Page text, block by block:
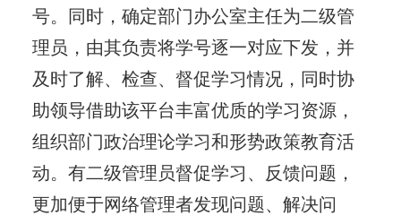
号。同时，确定部门办公室主任为二级管
理员，由其负责将学号逐一对应下发，并
及时了解、检查、督促学习情况，同时协
助领导借助该平台丰富优质的学习资源，
组织部门政治理论学习和形势政策教育活
动。有二级管理员督促学习、反馈问题，
更加便于网络管理者发现问题、解决问